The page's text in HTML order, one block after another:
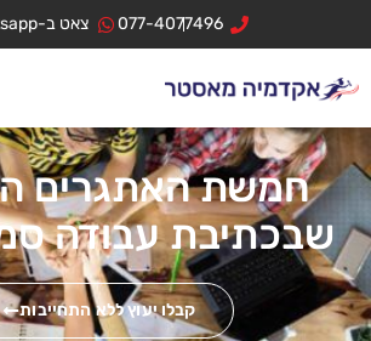
077-4077496 צאט ב-Whatsapp
חמשת האתגרים
שבכתיבת עבודה
קבלו יעוץ ללא התחייבות